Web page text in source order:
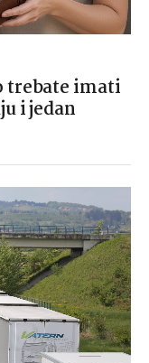
trebate imati
i jedan